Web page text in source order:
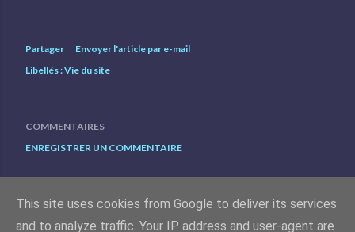
Partager
Envoyer l'article par e-mail
Libellés :Vie du site
COMMENTAIRES
ENREGISTRER UN COMMENTAIRE
This site uses cookies from Google to deliver its services
and to analyze traffic. Your IP address and user-agent are